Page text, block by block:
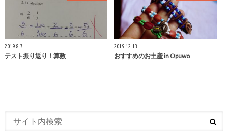
2019.8.7
テスト振り返り！算数
2019.12.13
おすすめのお土産 in Opuwo